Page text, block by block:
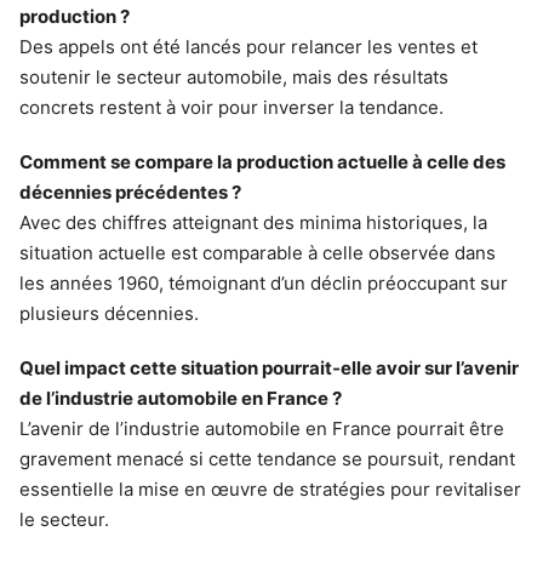
production ?
Des appels ont été lancés pour relancer les ventes et
soutenir le secteur automobile, mais des résultats
concrets restent à voir pour inverser la tendance.
Comment se compare la production actuelle à celle des
décennies précédentes ?
Avec des chiffres atteignant des minima historiques, la
situation actuelle est comparable à celle observée dans
les années 1960, témoignant d’un déclin préoccupant sur
plusieurs décennies.
Quel impact cette situation pourrait-elle avoir sur l’avenir
de l’industrie automobile en France ?
L’avenir de l’industrie automobile en France pourrait être
gravement menacé si cette tendance se poursuit, rendant
essentielle la mise en œuvre de stratégies pour revitaliser
le secteur.